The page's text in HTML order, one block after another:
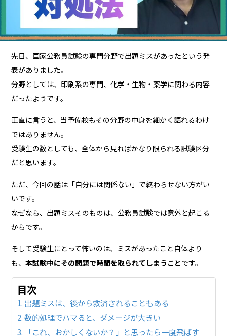
先日、国家公務員試験の専門分野で出題ミスがあったという発
表がありました。
分野としては、印刷系の専門、化学・生物・薬学に関わる内容
だったようです。
正直に言うと、当予備校もその分野の中身を細かく語れるわけ
ではありません。
受験生の数としても、全体から見ればかなり限られる試験区分
だと思います。
ただ、今回の話は「自分には関係ない」で終わらせない方がい
いです。
なぜなら、出題ミスそのものは、公務員試験では意外と起こる
からです。
そして受験生にとって怖いのは、ミスがあったこと自体より
も、本試験中にその問題で時間を取られてしまうことです。
目次
出題ミスは、後から救済されることもある
数的処理でハマると、ダメージが大きい
「これ、おかしくないか？」と思ったら一度飛ばす